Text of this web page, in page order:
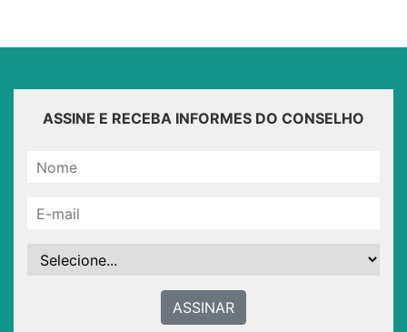
ASSINE E RECEBA INFORMES DO CONSELHO
ASSINAR